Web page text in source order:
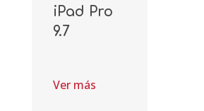
iPad Pro
9.7
Ver más